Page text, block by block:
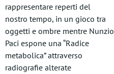
rappresentare reperti del
nostro tempo, in un gioco tra
oggetti e ombre mentre Nunzio
Paci espone una “Radice
metabolica” attraverso
radiografie alterate